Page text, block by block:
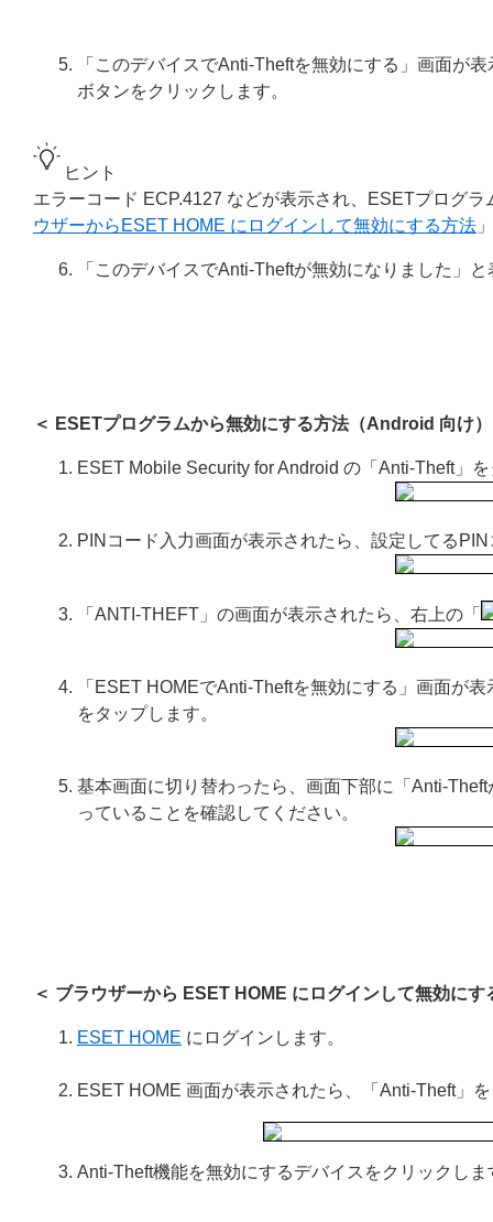
「このデバイスでAnti-Theftを無効にする」画面が
ボタンをクリックします。
ヒント
エラーコード ECP.4127 などが表示され、ESETプログ
ウザーからESET HOME にログインして無効にする方法
「このデバイスでAnti-Theftが無効になりました」
＜ ESETプログラムから無効にする方法（Android 向け
ESET Mobile Security for Android の「Anti-Theft」
PINコード入力画面が表示されたら、設定してる
「ANTI-THEFT」の画面が表示されたら、右上の「
「ESET HOMEでAnti-Theftを無効にする」画面が
をタップします。
基本画面に切り替わったら、画面下部に「Anti-
っていることを確認してください。
＜ ブラウザーから ESET HOME にログインして無効にす
ESET HOME にログインします。
ESET HOME 画面が表示されたら、「Anti-Theft」
Anti-Theft機能を無効にするデバイスをクリックしま